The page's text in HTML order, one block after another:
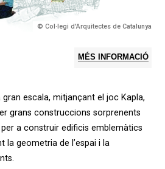
© Col·legi d'Arquitectes de Catalunya
MÉS INFORMACIÓ
escala, mitjançant el joc Kapla,
grans construccions sorprenents
a construir edificis emblemàtics
la geometria de l’espai i la